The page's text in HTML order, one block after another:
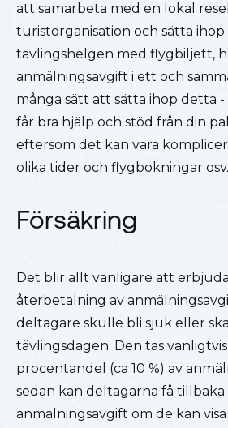
att samarbeta med en lokal
turistorganisation och sätta
tävlingshelgen med flygbiljett,
anmälningsavgift i ett och
många sätt att sätta ihop detta
får bra hjälp och stöd från din
eftersom det kan vara
olika tider och flygbokningar osv.
Försäkring
Det blir allt vanligare att
återbetalning av
deltagare skulle bli sjuk eller
tävlingsdagen. Den tas
procentandel (ca 10 %) av
sedan kan deltagarna få tillbaka
anmälningsavgift om de kan